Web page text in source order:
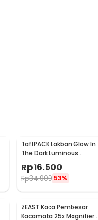
TaffPACK Lakban Glow In
The Dark Luminous
Adhesive Tape 10M 1.5cm -
A0015
Rp16.500
Rp34.900 53%
ZEAST Kaca Pembesar
Kacamata 25x Magnifier